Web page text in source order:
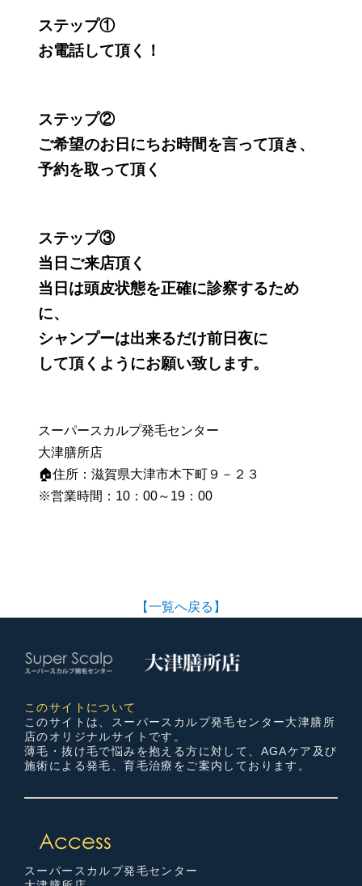
ステップ①
お電話して頂く！
ステップ②
ご希望のお日にちお時間を言って頂き、
予約を取って頂く
ステップ③
当日ご来店頂く
当日は頭皮状態を正確に診察するため
に、
シャンプーは出来るだけ前日夜に
して頂くようにお願い致します。
スーパースカルプ発毛センター
大津膳所店
🏠住所：滋賀県大津市木下町９－２３
※営業時間：10：00～19：00
【一覧へ戻る】
このサイトについて
このサイトは、スーパースカルプ発毛センター大津膳所
店のオリジナルサイトです。
薄毛・抜け毛で悩みを抱える方に対して、AGAケア及び
施術による発毛、育毛治療をご案内しております。
スーパースカルプ発毛センター